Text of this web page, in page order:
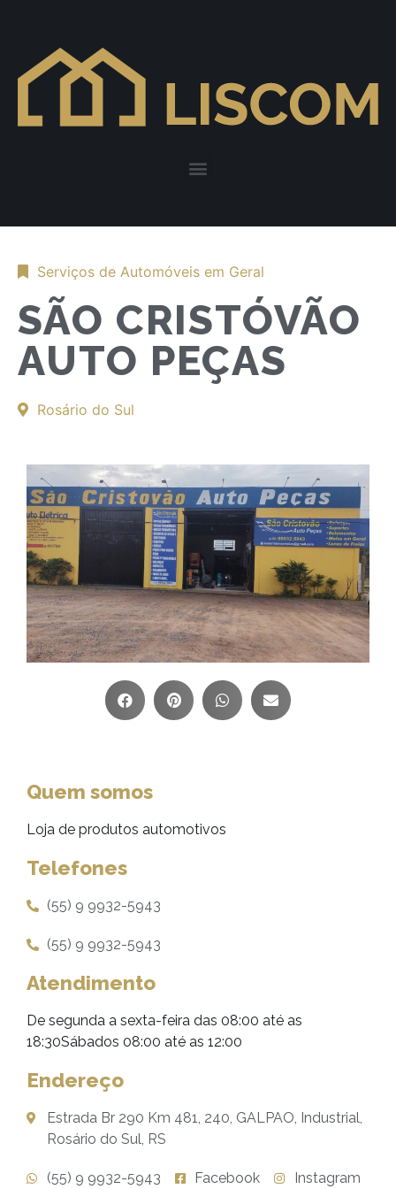
Serviços de Automóveis em Geral
SÃO CRISTÓVÃO
AUTO PEÇAS
Rosário do Sul
Quem somos
Loja de produtos automotivos
Telefones
(55) 9 9932-5943
(55) 9 9932-5943
Atendimento
De segunda a sexta-feira das 08:00 até as
18:30Sábados 08:00 até as 12:00
Endereço
Estrada Br 290 Km 481, 240, GALPAO, Industrial,
Rosário do Sul, RS
(55) 9 9932-5943 Facebook Instagram